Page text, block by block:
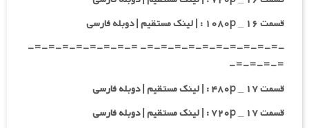
قسمت ۱۶ _ ۱۰۸۰p : | لینک مستقیم | دوبله فارسی
-=-=-=-=-=-=-=-=-=-=- =-=-=-=-=-=-=-=-
=-=-=-=-
قسمت ۱۷ _ ۴۸۰p : | لینک مستقیم | دوبله فارسی
قسمت ۱۷ _ ۷۲۰p : | لینک مستقیم | دوبله فارسی